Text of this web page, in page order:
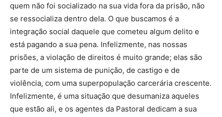
quem não foi socializado na sua vida fora da prisão, não
se ressocializa dentro dela. O que buscamos é a
integração social daquele que cometeu algum delito e
está pagando a sua pena. Infelizmente, nas nossas
prisões, a violação de direitos é muito grande; elas são
parte de um sistema de punição, de castigo e de
violência, com uma superpopulação carcerária crescente.
Infelizmente, é uma situação que desumaniza aqueles
que estão ali, e os agentes da Pastoral dedicam a sua